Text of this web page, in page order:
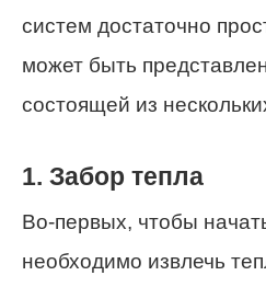
систем достаточно
может быть
состоящей из
1. Забор тепла
Во-первых, чтобы
необходимо извлечь